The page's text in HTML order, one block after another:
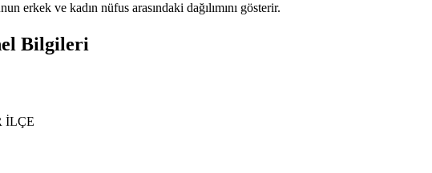
erkek ve kadın nüfus arasındaki dağılımını gösterir.
Bilgileri
İLÇE